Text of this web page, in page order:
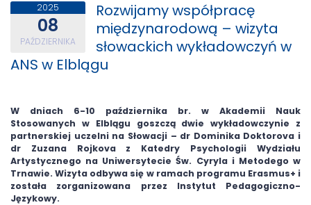
2025
08
PAŹDZIERNIKA
Rozwijamy współpracę
międzynarodową – wizyta
słowackich wykładowczyń w
ANS w Elblągu
W dniach 6-10 października br. w Akademii Nauk
Stosowanych w Elblągu goszczą dwie wykładowczynie z
partnerskiej uczelni na Słowacji – dr Dominika Doktorova i
dr Zuzana Rojkova z Katedry Psychologii Wydziału
Artystycznego na Uniwersytecie Św. Cyryla i Metodego w
Trnawie. Wizyta odbywa się w ramach programu Erasmus+ i
została zorganizowana przez Instytut Pedagogiczno-
Językowy.